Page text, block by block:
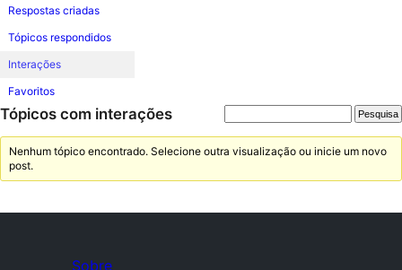
Respostas criadas
Tópicos respondidos
Interações
Favoritos
Tópicos com interações
Nenhum tópico encontrado. Selecione outra visualização ou inicie um novo
post.
Sobre